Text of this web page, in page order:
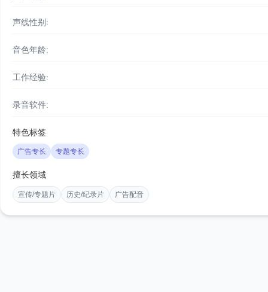
声线性别:
音色年龄:
工作经验:
录音软件:
特色标签
广告专长 专题专长
擅长领域
宣传/专题片 历史/纪录片 广告配音